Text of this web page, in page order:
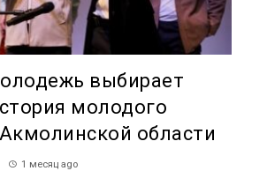
выбирает
молодого
области
1 месяц ago